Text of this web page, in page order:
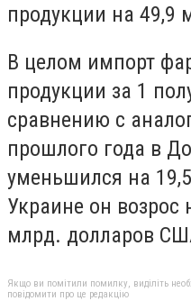
продукции на
В целом импорт
продукции за 1
сравнению с
прошлого года в
уменьшился на
Украине он возрос
млрд. долларов
Якщо ви помітили помилку, виділіть
повідомити про це редакцію